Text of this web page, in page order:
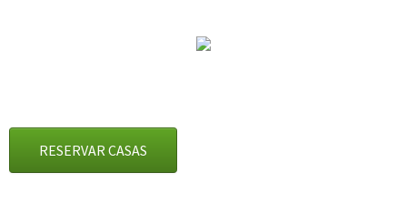
RESERVAR CASAS